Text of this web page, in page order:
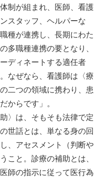
制が組まれ、医師、看護
スタッフ、ヘルパーな
種が連携し、長期にわた
多職種連携の要となり、
ディネートする適任者
なぜなら、看護師は〈療
二つの領域に携わり、患
からです」。
〉は、そもそも法律で定
世話とは、単なる身の回
、アセスメント（判断や
こと。診療の補助とは、
師の指示に従って医行為